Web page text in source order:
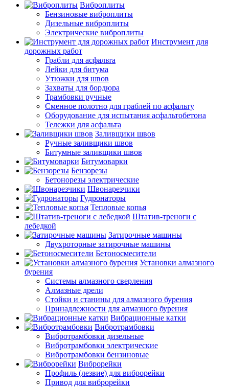
Виброплиты
Бензиновые виброплиты
Дизельные виброплиты
Электрические виброплиты
Инструмент для
дорожных работ
Грабли для асфальта
Лейки для битума
Утюжки для швов
Захваты для бордюра
Трамбовки ручные
Сменное полотно для граблей по асфальту
Оборудование для испытания асфальтобетона
Тележки для асфальта
Заливщики швов
Ручные заливщики швов
Битумные заливщики швов
Битумоварки
Бензорезы
Бетонорезы электрические
Швонарезчики
Гудронаторы
Тепловые копья
Штатив-треноги с
лебедкой
Затирочные машины
Двухроторные затирочные машины
Бетоносмесители
Установки алмазного
бурения
Системы алмазного сверления
Алмазные дрели
Стойки и станины для алмазного бурения
Принадлежности для алмазного бурения
Вибрационные катки
Вибротрамбовки
Вибротрамбовки дизельные
Вибротрамбовки электрические
Вибротрамбовки бензиновые
Виброрейки
Профиль (лезвие) для виброрейки
Привод для виброрейки